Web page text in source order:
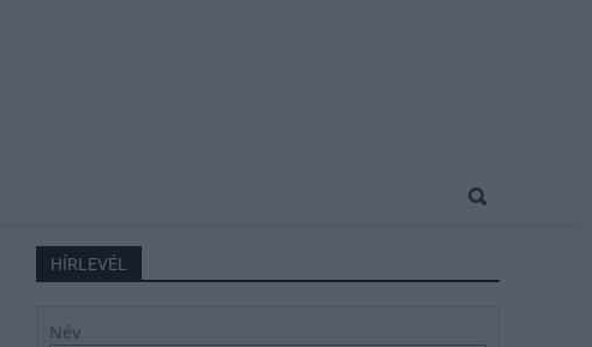
HÍRLEVÉL
Név